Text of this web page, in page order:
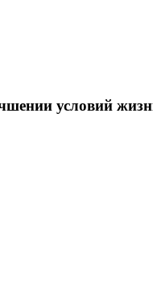
условий